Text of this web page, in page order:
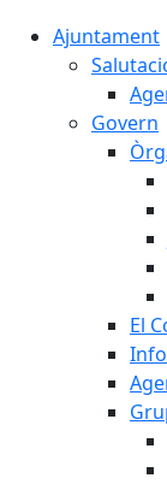
Ajuntament
Govern
El